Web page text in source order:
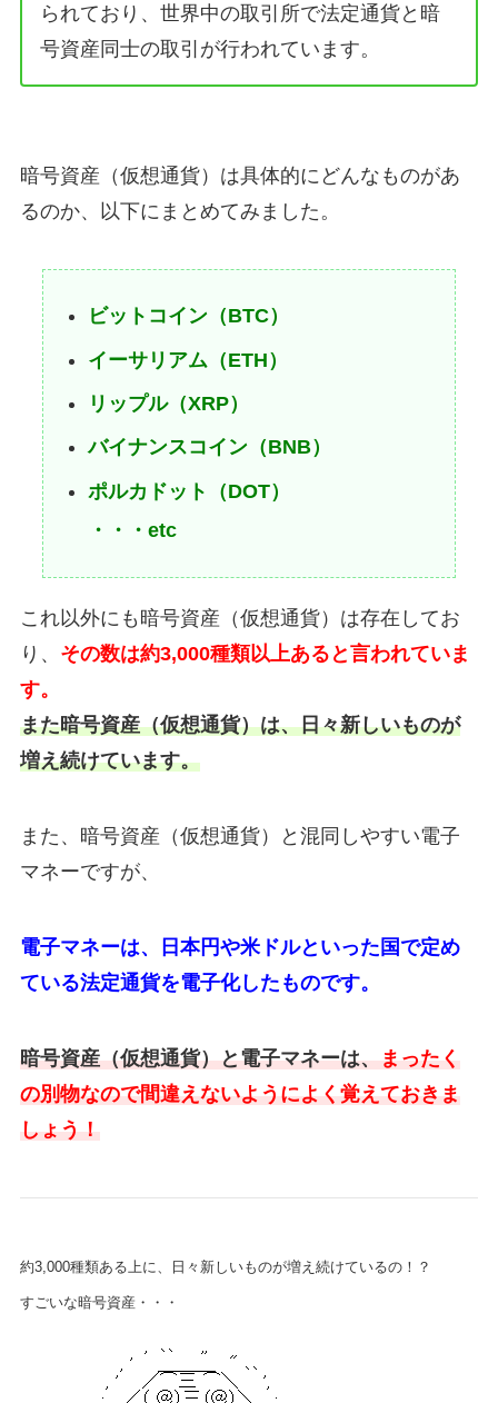
られており、世界中の取引所で法定通貨と暗
号資産同士の取引が行われています。
暗号資産（仮想通貨）は具体的にどんなものがあ
るのか、以下にまとめてみました。
ビットコイン（BTC）
イーサリアム（ETH）
リップル（XRP）
バイナンスコイン（BNB）
ポルカドット（DOT）
・・・etc
これ以外にも暗号資産（仮想通貨）は存在してお
り、 その数は約3,000種類以上あると言われていま
す。
また暗号資産（仮想通貨）は、日々新しいものが
増え続けています。
また、暗号資産（仮想通貨）と混同しやすい電子
マネーですが、
電子マネーは、日本円や米ドルといった国で定め
ている法定通貨を電子化したものです。
暗号資産（仮想通貨）と電子マネーは、まったく
の別物なので間違えないようによく覚えておきま
しょう！
約3,000種類ある上に、日々新しいものが増え続けているの！？
すごいな暗号資産・・・